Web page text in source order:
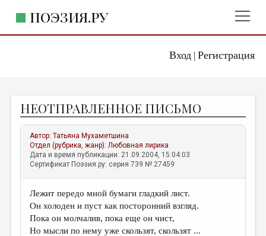
Вход| Регистрация
ПОЭЗИЯ.РУ
ЖАНРЫ
АВТОРЫ
КОММЕНТАРИИ
ЛИТСАЛОН
НОВОСТИ
ПРАВИЛА САЙТА
НЕОТПРАВЛЕННОЕ ПИСЬМО
Автор:Татьяна Мухаметшина
Отдел (рубрика, жанр):Любовная лирика
Дата и время публикации: 21.09.2004, 15:04:03
Сертификат Поэзия.ру: серия 739 № 27459
Лежит передо мной бумаги гладкий лист.
Он холоден и пуст как посторонний взгляд.
Пока он молчалив, пока еще он чист,
Но мысли по нему уже скользят, скользят ...